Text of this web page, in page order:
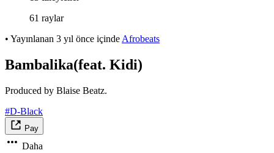
61 raylar
• Yayınlanan 3 yıl önce içinde Afrobeats
Bambalika(feat. Kidi)
Produced by Blaise Beatz.
#D-Black
Pay
Daha